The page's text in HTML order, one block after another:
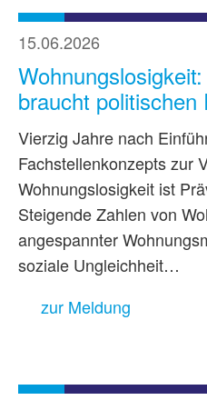
15.06.2026
braucht politischen
Vierzig Jahre nach
Fachstellenkonzepts zur
Wohnungslosigkeit ist
Steigende Zahlen von
angespannter
soziale Ungleichheit…
zur Meldung